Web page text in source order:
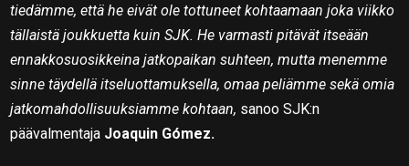
tiedämme, että he eivät ole tottuneet kohtaamaan joka viikko
tällaistä joukkuetta kuin SJK. He varmasti pitävät itseään
ennakkosuosikkeina jatkopaikan suhteen, mutta menemme
sinne täydellä itseluottamuksella, omaa peliämme sekä omia
jatkomahdollisuuksiamme kohtaan, sanoo SJK:n
päävalmentaja Joaquin Gómez.